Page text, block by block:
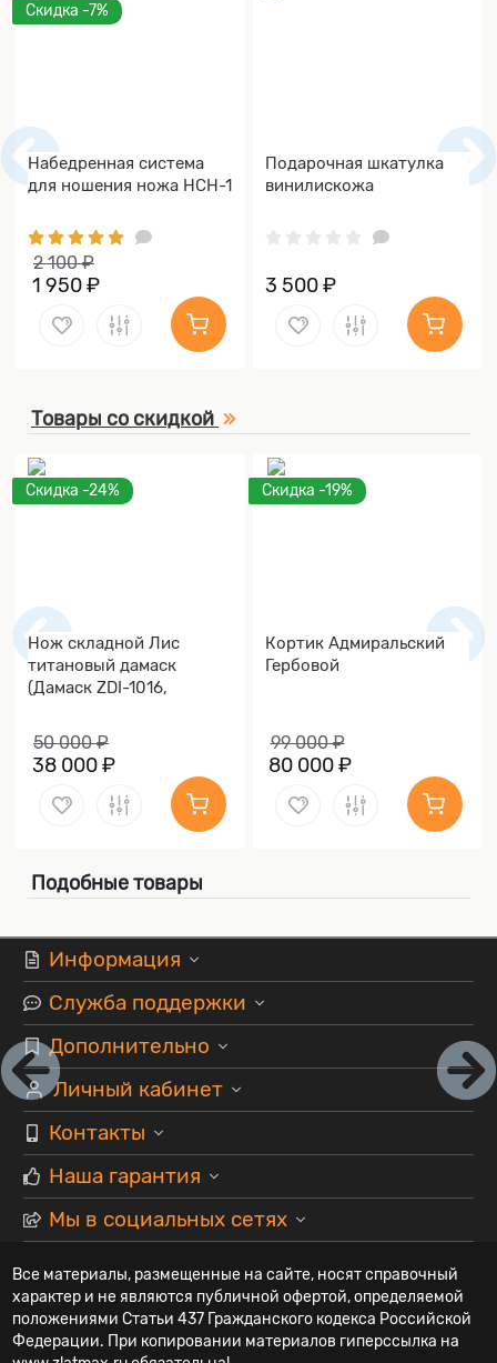
Скидка -7%
Набедренная система
для ношения ножа НСН-1
2 100 ₽
1 950 ₽
Подарочная шкатулка
винилискожа
3 500 ₽
Товары со скидкой
Скидка -24%
Нож складной Лис
титановый дамаск
(Дамаск ZDI-1016,
50 000 ₽
38 000 ₽
Скидка -19%
Кортик Адмиральский
Гербовой
99 000 ₽
80 000 ₽
Подобные товары
Информация
Служба поддержки
Дополнительно
Личный кабинет
Контакты
Наша гарантия
Мы в социальных сетях
Все материалы, размещенные на сайте, носят справочный
характер и не являются публичной офертой, определяемой
положениями Статьи 437 Гражданского кодекса Российской
Федерации. При копировании материалов гиперссылка на